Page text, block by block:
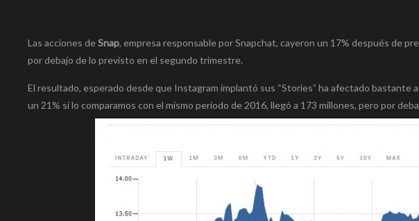
Las acciones deSnap, empresa responsable por Snapchat, cayeron un 17% después de
por debajo de lo previsto en el segundo trimestre.
El resultado, esperado desde que Instagram implantó sus “Stories” ha afectado bastante
un 21% si lo comparamos con el mismo periodo de 2016, llegó a 173 millones, pero por